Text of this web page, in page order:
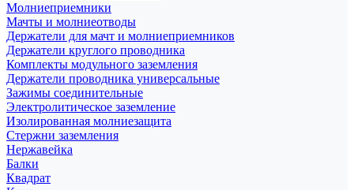
Молниеприемники
Мачты и молниеотводы
Держатели для мачт и молниеприемников
Держатели круглого проводника
Комплекты модульного заземления
Держатели проводника универсальные
Зажимы соединительные
Электролитическое заземление
Изолированная молниезащита
Стержни заземления
Нержавейка
Балки
Квадрат